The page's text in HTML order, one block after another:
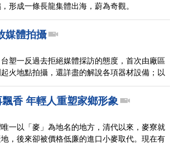
形成一條長龍集體出海，蔚為奇觀。
媒體拍攝
塑一反過去拒絕媒體採訪的態度，首次由廠區
火地點拍攝，還詳盡的解說各項器材設備；以
塑當局這麼配合，無非是希望通過媒體的報
們的疑慮。
香 年輕人重塑家鄉形象
一以「麥」為地名的地方，清代以來，麥寮就
，後來卻被價格低廉的進口小麥取代。現在有